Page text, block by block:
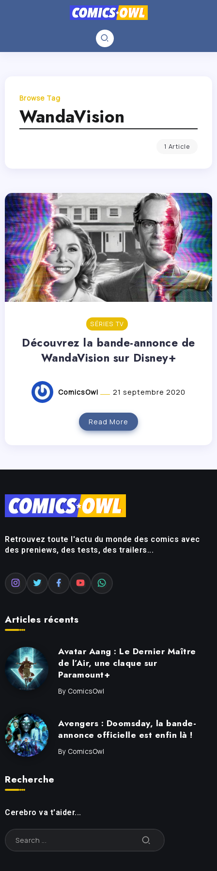
Browse Tag
WandaVision
1 Article
SÉRIES TV
Découvrez la bande-annonce de
WandaVision sur Disney+
ComicsOwl 21 septembre 2020
Read More
Retrouvez toute l'actu du monde des comics avec
des preniews, des tests, des trailers...
Articles récents
Avatar Aang : Le Dernier Maître
de l’Air, une claque sur
Paramount+
By ComicsOwl
Avengers : Doomsday, la bande-
annonce officielle est enfin là !
By ComicsOwl
Recherche
Cerebro va t'aider...